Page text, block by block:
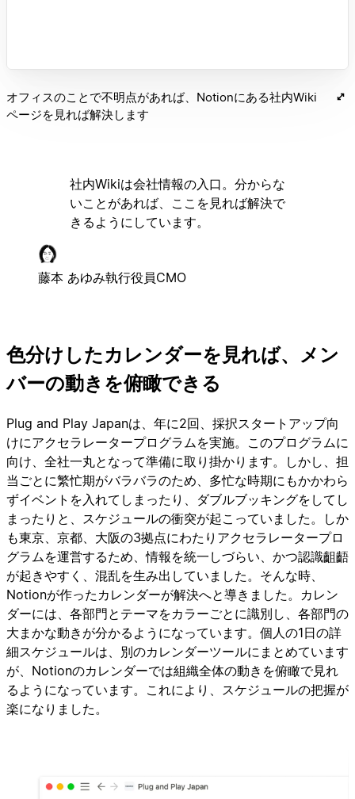
オフィスのことで不明点があれば、Notionにある社内Wiki
ページを見れば解決します
社内Wikiは会社情報の入口。分からな
いことがあれば、ここを見れば解決で
きるようにしています。
藤本 あゆみ執行役員CMO
色分けしたカレンダーを見れば、メン
バーの動きを俯瞰できる
Plug and Play Japanは、年に2回、採択スタートアップ向
けにアクセラレータープログラムを実施。このプログラムに
向け、全社一丸となって準備に取り掛かります。しかし、担
当ごとに繁忙期がバラバラのため、多忙な時期にもかかわら
ずイベントを入れてしまったり、ダブルブッキングをしてし
まったりと、スケジュールの衝突が起こっていました。しか
も東京、京都、大阪の3拠点にわたりアクセラレータープロ
グラムを運営するため、情報を統一しづらい、かつ認識齟齬
が起きやすく、混乱を生み出していました。そんな時、
Notionが作ったカレンダーが解決へと導きました。カレン
ダーには、各部門とテーマをカラーごとに識別し、各部門の
大まかな動きが分かるようになっています。個人の1日の詳
細スケジュールは、別のカレンダーツールにまとめています
が、Notionのカレンダーでは組織全体の動きを俯瞰で見れ
るようになっています。これにより、スケジュールの把握が
楽になりました。